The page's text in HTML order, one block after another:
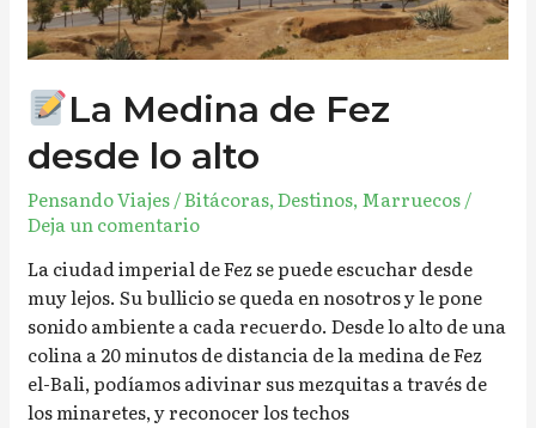
La Medina de Fez
desde lo alto
Pensando Viajes/Bitácoras,Destinos, Marruecos/
Deja un comentario
La ciudad imperial de Fez se puede escuchar desde
muy lejos. Su bullicio se queda en nosotros y le pone
sonido ambiente a cada recuerdo. Desde lo alto de una
colina a 20 minutos de distancia de la medina de Fez
el-Bali, podíamos adivinar sus mezquitas a través de
los minaretes, y reconocer los techos